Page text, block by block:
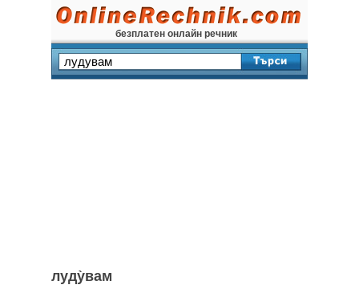
безплатен онлайн речник
луду̀вам